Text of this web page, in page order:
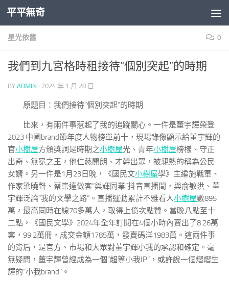
Skip to content
平平無奇
星光依舊 0
我們到九宮格時租接待“個別突起”的時期
BY ADMIN · 2024 年 1 月 28 日
原題目：我們接待“個別突起”的時期
比來，有兩件事惹起了我的追蹤關心。一件是董宇輝榮登
2023 中國brand節年度人物榜單前十，現場錄像顯示給董宇輝的
官小樹屋方頒獎詞是時期之小樹屋光、青年小樹屋榜樣、守正
出奇、無冕之王，他仁慈開朗、才幹出眾，被親熱的稱為公民
女婿。另一件是1月23日晚，《國民文小樹屋學》主編施戰軍、
作家梁曉聲、蔡崇達做客“與輝同業”抖音直播間，與俞敏洪、董
宇輝泛論“我的文學之路”。直播運動累計不雅看人小樹屋數895
萬，最高同時在線70多萬人，取得上億次點贊。當晚八點至十
二點，《國民文學》2024年全年訂閱在4個小時內賣出了8.26萬
套，99.2萬冊，成交金額1785萬，發賣碼洋1983萬。這兩件事
的背后，是官方、市場和大眾對董宇輝小我的承認和確定。毫
無疑問，董宇輝曾經成為一個“超等小我IP”，或許說一個熠熠生
輝的“小我brand”。